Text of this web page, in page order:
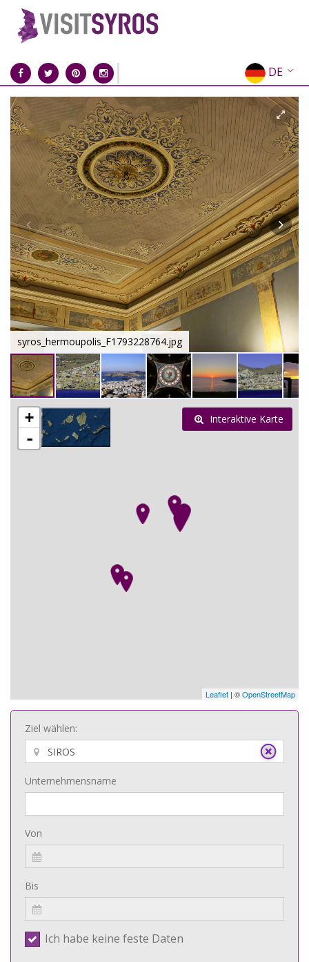
DE
EN
EL
FR
IT
ES
RU
CN
syros_hermoupolis_F1793228764.jpg
+
-
Leaflet | ©OpenStreetMap
Interaktive Karte
Ziel wählen:
Unternehmensname
Von
Bis
Ich habe keine feste Daten